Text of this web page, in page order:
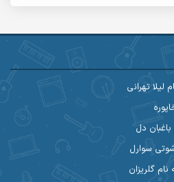
ابوالحسن جاویدان
لیلا تهرانی
دل
سوارل
گلریزان